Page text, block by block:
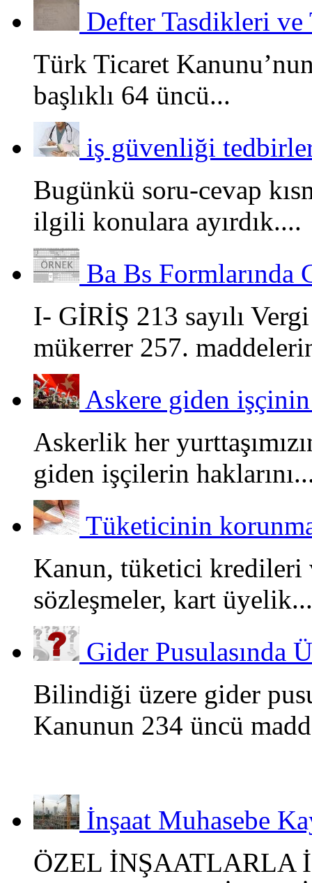
Defter Tasdikleri ve
Türk Ticaret
başlıklı 64 üncü...
iş güvenliği
Bugünkü soru-cevap
ilgili konulara ayırdık....
Ba Bs Formlarında
I- GİRİŞ 213 sayılı
mükerrer 257.
Askere giden
Askerlik her
giden işçilerin
Tüketicinin
Kanun, tüketici
sözleşmeler, kart üyelik...
Gider Pusulasında
Bilindiği üzere gider
Kanunun 234 üncü
İnşaat Muhasebe
ÖZEL